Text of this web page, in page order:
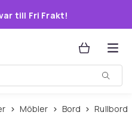
till Fri Frakt!
Möbler Bord Rullbord